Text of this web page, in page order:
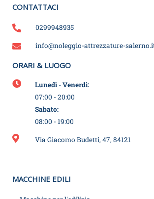
CONTATTACI
0299948935
info@noleggio-attrezzature-
ORARI & LUOGO
Lunedì - Venerdì:
07:00 - 20:00
Sabato:
08:00 - 19:00
Via Giacomo Budetti, 47, 84121
MACCHINE EDILI